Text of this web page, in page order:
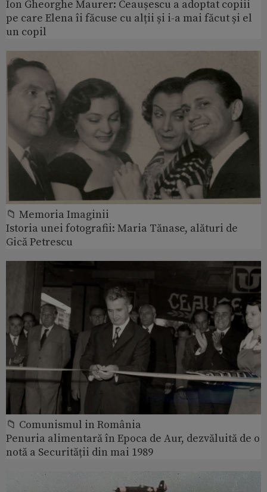
Ion Gheorghe Maurer: Ceaușescu a adoptat copiii
pe care Elena îi făcuse cu alții și i-a mai făcut și el
un copil
📁 Memoria Imaginii
Istoria unei fotografii: Maria Tănase, alături de
Gică Petrescu
📁 Comunismul in România
Penuria alimentară în Epoca de Aur, dezvăluită de o
notă a Securității din mai 1989